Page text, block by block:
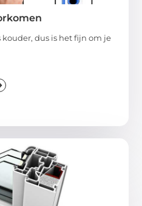
dus is het fijn om je